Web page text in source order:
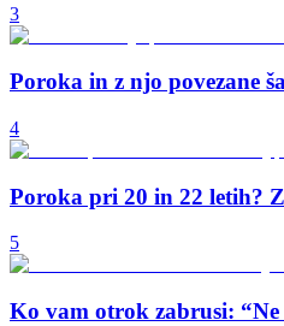
3
Poroka in z njo povezane
4
Poroka pri 20 in 22 letih?
5
Ko vam otrok zabrusi: